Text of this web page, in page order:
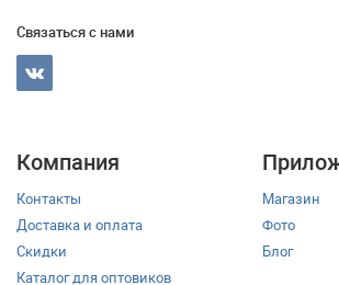
Связаться с нами
Компания
Контакты
Доставка и оплата
Скидки
Каталог для оптовиков
Магазин
Фото
Блог